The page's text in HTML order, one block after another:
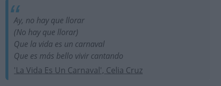
Ay, no hay que llorar
(No hay que llorar)
Que la vida es un carnaval
Que es más bello vivir cantando
'La Vida Es Un Carnaval', Celia Cruz